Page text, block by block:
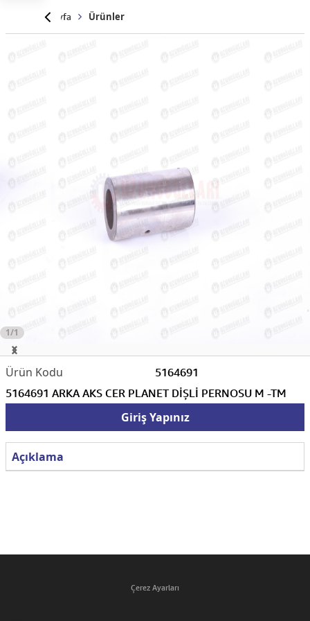
Anasayfa Ürünler
1/1
5164691
5164691 ARKA AKS CER PLANET DİŞLİ PERNOSU M -TM
Giriş Yapınız
Açıklama
Çerez Ayarları